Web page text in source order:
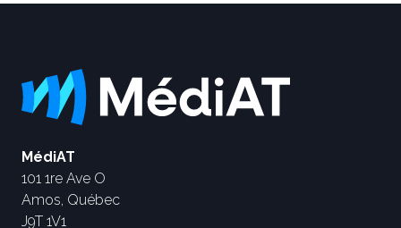
MédiAT
101 1re Ave O
Amos, Québec
J9T 1V1